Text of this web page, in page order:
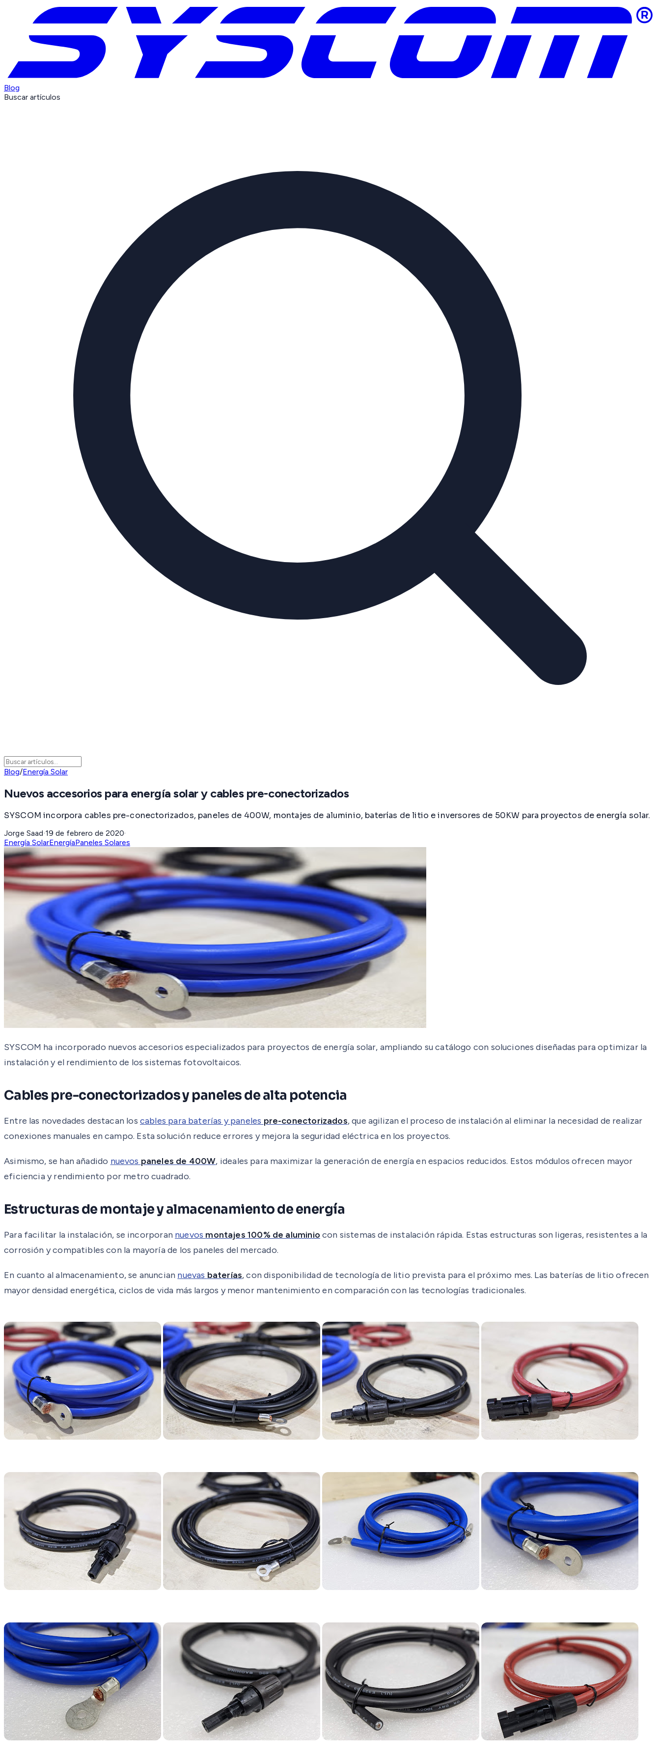
Blog
Buscar artículos
Blog/Energía Solar
Nuevos accesorios para energía solar y cables pre-conectorizados
SYSCOM incorpora cables pre-conectorizados, paneles de 400W, montajes de aluminio, baterías de litio e inversores de 50KW para proyectos de energía solar.
Jorge Saad·19 de febrero de 2020·
Energía SolarEnergíaPaneles Solares
SYSCOM ha incorporado nuevos accesorios especializados para proyectos de energía solar, ampliando su catálogo con soluciones diseñadas para optimizar la
instalación y el rendimiento de los sistemas fotovoltaicos.
Cables pre-conectorizados y paneles de alta potencia
Entre las novedades destacan los cables para baterías y paneles pre-conectorizados, que agilizan el proceso de instalación al eliminar la necesidad de realizar
conexiones manuales en campo. Esta solución reduce errores y mejora la seguridad eléctrica en los proyectos.
Asimismo, se han añadido nuevos paneles de 400W, ideales para maximizar la generación de energía en espacios reducidos. Estos módulos ofrecen mayor
eficiencia y rendimiento por metro cuadrado.
Estructuras de montaje y almacenamiento de energía
Para facilitar la instalación, se incorporan nuevos montajes 100% de aluminio con sistemas de instalación rápida. Estas estructuras son ligeras, resistentes a la
corrosión y compatibles con la mayoría de los paneles del mercado.
En cuanto al almacenamiento, se anuncian nuevas baterías, con disponibilidad de tecnología de litio prevista para el próximo mes. Las baterías de litio ofrecen
mayor densidad energética, ciclos de vida más largos y menor mantenimiento en comparación con las tecnologías tradicionales.